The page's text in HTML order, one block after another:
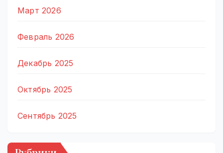
Март 2026
Февраль 2026
Декабрь 2025
Октябрь 2025
Сентябрь 2025